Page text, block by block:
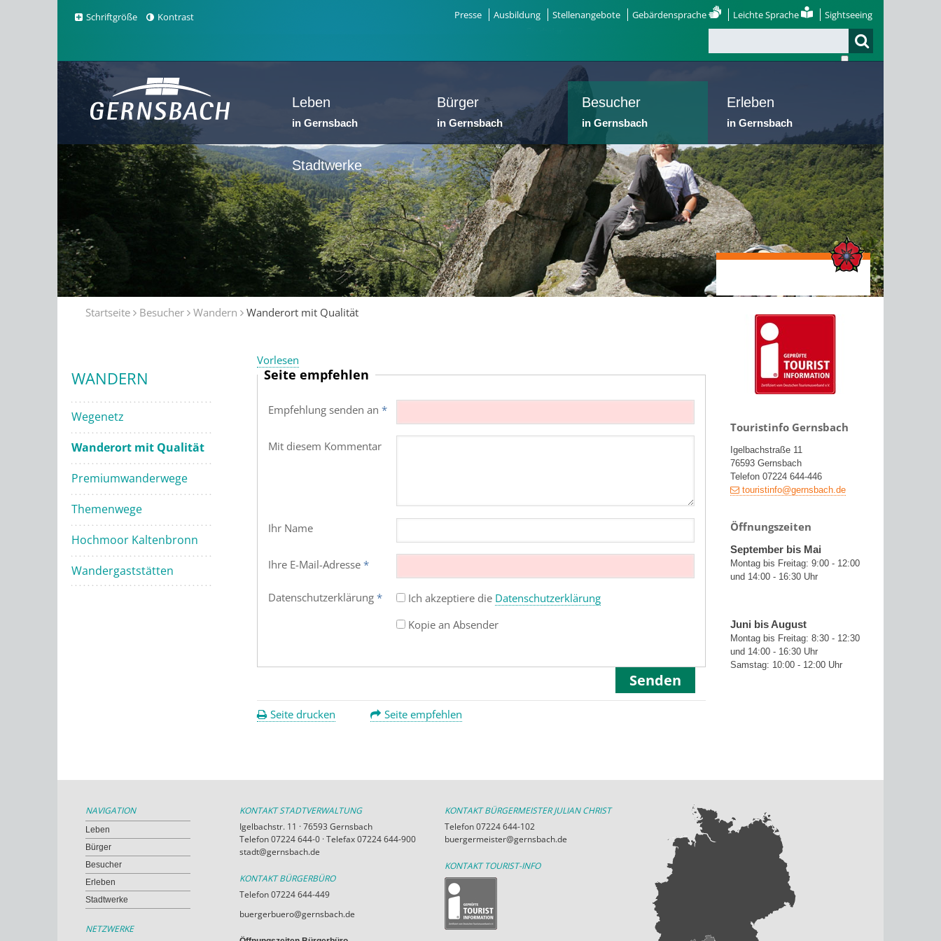
Schriftgröße Kontrast Presse Ausbildung Stellenangebote Gebärdensprache Leichte Sprache Sightseeing
Leben
in Gernsbach
Bürger
in Gernsbach
Besucher
in Gernsbach
Erleben
in Gernsbach
Stadtwerke
Startseite Besucher Wandern Wanderort mit Qualität
WANDERN
Wegenetz
Wanderort mit Qualität
Premiumwanderwege
Themenwege
Hochmoor Kaltenbronn
Wandergaststätten
Vorlesen
Seite empfehlen
Empfehlung senden an *
Mit diesem Kommentar
Ihr Name
Ihre E-Mail-Adresse *
Datenschutz­erklärung* Ich akzeptiere die Datenschutz­erklärung
Kopie an Absender
Seite drucken Seite empfehlen
Touristinfo Gernsbach
Igelbachstraße 11
76593 Gernsbach
Telefon 07224 644-446
touristinfo@gernsbach.de
Öffnungszeiten
September bis Mai
Montag bis Freitag: 9:00 - 12:00
und 14:00 - 16:30 Uhr
Juni bis August
Montag bis Freitag: 8:30 - 12:30
und 14:00 - 16:30 Uhr
Samstag: 10:00 - 12:00 Uhr
NAVIGATION
Leben
Bürger
Besucher
Erleben
Stadtwerke
NETZWERKE
KONTAKT STADTVERWALTUNG
Igelbachstr. 11 · 76593 Gernsbach
Telefon 07224 644-0 · Telefax 07224 644-900
stadt@gernsbach.de
KONTAKT BÜRGERBÜRO
Telefon 07224 644-449
buergerbuero@gernsbach.de
KONTAKT BÜRGERMEISTER JULIAN CHRIST
Telefon 07224 644-102
buergermeister@gernsbach.de
KONTAKT TOURIST-INFO